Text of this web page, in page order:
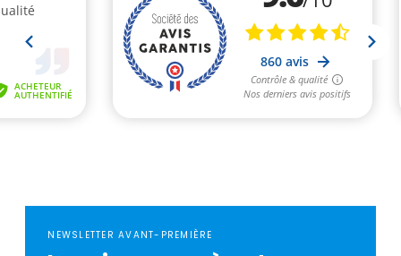
NEWSLETTER AVANT-PREMIÈRE